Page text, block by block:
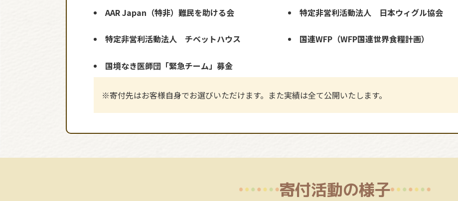
AAR Japan（特非）難民を助ける会 特定非営利活動法人 日本ウィグル協会
特定非営利活動法人 チベットハウス 国連WFP（WFP国連世界食糧計画）
国境なき医師団「緊急チーム」募金
※寄付先はお客様自身でお選びいただけます。また実績は全て公開いたします。
寄付活動の様子